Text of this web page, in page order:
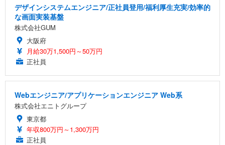
デザインシステムエンジニア/正社員登用/福利厚生充実/効率的
な画面実装基盤
株式会社GUM
大阪府
月給30万1,500円～50万円
正社員
Webエンジニア/アプリケーションエンジニア Web系
株式会社エニトグループ
東京都
年収800万円～1,300万円
正社員